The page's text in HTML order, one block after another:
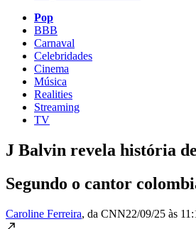
Pop
BBB
Carnaval
Celebridades
Cinema
Música
Realities
Streaming
TV
J Balvin revela história
Segundo o cantor
Caroline Ferreira, da CNN22/09/25 às